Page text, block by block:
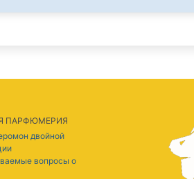
ПАРФЮМЕРИЯ
двойной
вопросы о